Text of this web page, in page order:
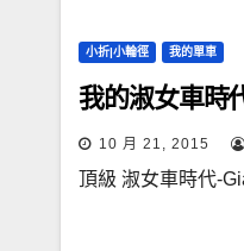
小折|小輪徑 我的單車
我的淑女車時
10 月 21, 2015
頂級 淑女車時代-